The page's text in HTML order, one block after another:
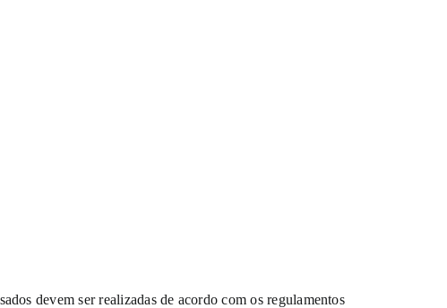
devem ser realizadas de acordo com os regulamentos